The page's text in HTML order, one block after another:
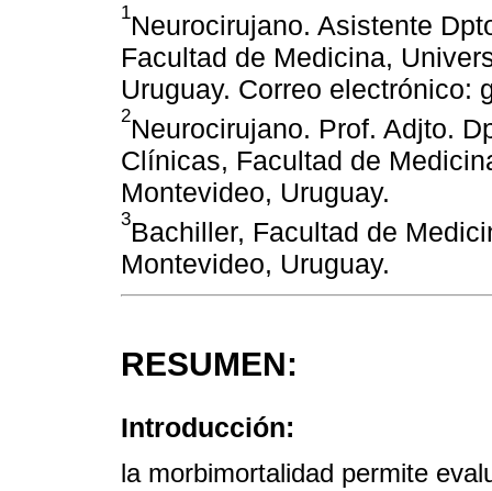
1Neurocirujano. Asistente
Facultad de Medicina,
Uruguay. Correo electrónico:
2Neurocirujano. Prof. Adjto.
Clínicas, Facultad de
Montevideo, Uruguay.
3Bachiller, Facultad de
Montevideo, Uruguay.
RESUMEN:
Introducción:
la morbimortalidad permite